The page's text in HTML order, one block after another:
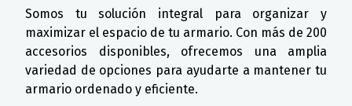
Somos tu solución integral para organizar y
maximizar el espacio de tu armario. Con más de 200
accesorios disponibles, ofrecemos una amplia
variedad de opciones para ayudarte a mantener tu
armario ordenado y eficiente.